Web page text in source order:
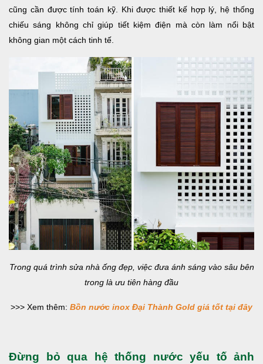
cũng cần được tính toán kỹ. Khi được thiết kế hợp lý, hệ thống
chiếu sáng không chỉ giúp tiết kiệm điện mà còn làm nổi bật
không gian một cách tinh tế.
Trong quá trình sửa nhà ống đẹp, việc đưa ánh sáng vào sâu bên
trong là ưu tiên hàng đầu
>>> Xem thêm: Bồn nước inox Đại Thành Gold giá tốt tại đây
Đừng bỏ qua hệ thống nước yếu tố ảnh